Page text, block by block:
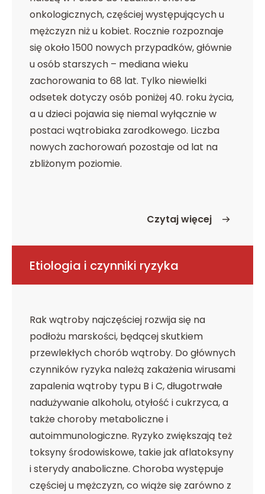
onkologicznych, częściej występujących u
mężczyzn niż u kobiet. Rocznie rozpoznaje
się około 1500 nowych przypadków, głównie
u osób starszych – mediana wieku
zachorowania to 68 lat. Tylko niewielki
odsetek dotyczy osób poniżej 40. roku życia,
a u dzieci pojawia się niemal wyłącznie w
postaci wątrobiaka zarodkowego. Liczba
nowych zachorowań pozostaje od lat na
zbliżonym poziomie.
Czytaj więcej
o Epidemiologia
Etiologia i czynniki ryzyka
Rak wątroby najczęściej rozwija się na
podłożu marskości, będącej skutkiem
przewlekłych chorób wątroby. Do głównych
czynników ryzyka należą zakażenia wirusami
zapalenia wątroby typu B i C, długotrwałe
nadużywanie alkoholu, otyłość i cukrzyca, a
także choroby metaboliczne i
autoimmunologiczne. Ryzyko zwiększają też
toksyny środowiskowe, takie jak aflatoksyny
i sterydy anaboliczne. Choroba występuje
częściej u mężczyzn, co wiąże się zarówno z